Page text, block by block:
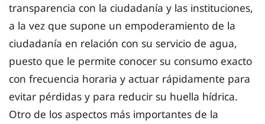
transparencia con la ciudadanía y las instituciones,
a la vez que supone un empoderamiento de la
ciudadanía en relación con su servicio de agua,
puesto que le permite conocer su consumo exacto
con frecuencia horaria y actuar rápidamente para
evitar pérdidas y para reducir su huella hídrica.
Otro de los aspectos más importantes de la